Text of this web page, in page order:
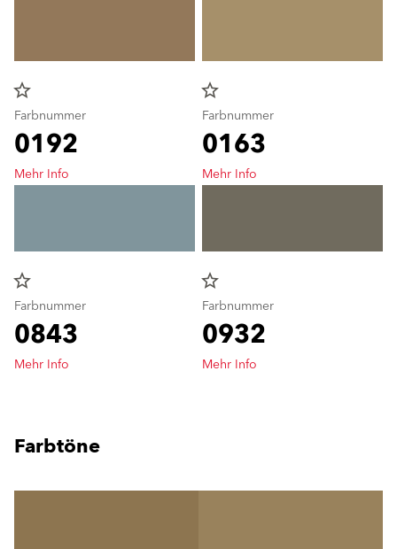
star_border
Farbnummer
0192
Mehr Info
star_border
Farbnummer
0843
Mehr Info
star_border
Farbnummer
0163
Mehr Info
star_border
Farbnummer
0932
Mehr Info
Farbtöne